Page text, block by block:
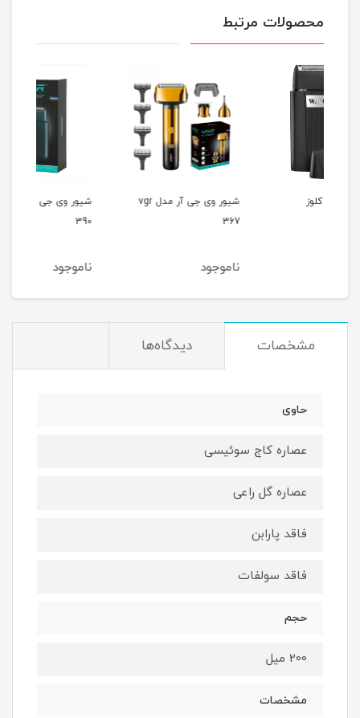
محصولات مرتبط
شیور وی جی آر مدل vgr
شیور وی جی آر مدل vgr
مشخصات دیدگاه‌ها
حاوی
عصاره کاج سوئیسی
عصاره گل راعی
فاقد پارابن
فاقد سولفات
حجم
200 میل
مشخصات